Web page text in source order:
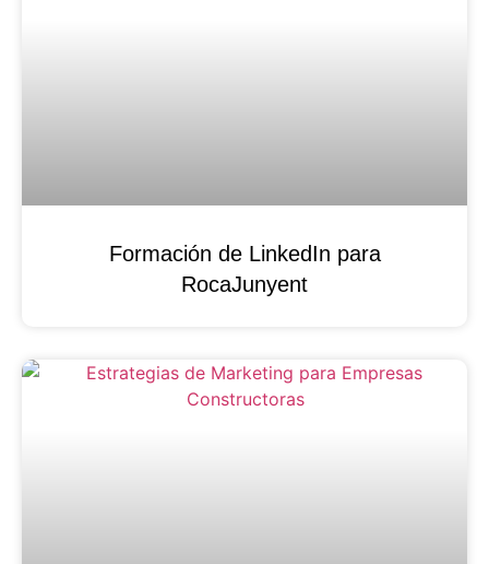
Formación de LinkedIn para
RocaJunyent